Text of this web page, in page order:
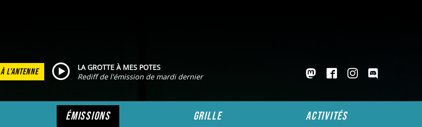
À L'ANTENNE
LA GROTTE À MES POTES
Rediff de l'émission de mardi dernier
émissions grille activités